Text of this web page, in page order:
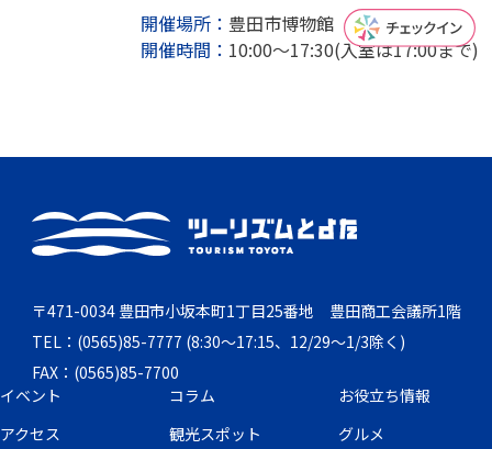
開催場所： 豊田市博物館 展示室1・2
開催時間： 10:00～17:30(入室は17:00まで)
〒471-0034 豊田市小坂本町1丁目25番地 豊田商工会議所1階
TEL：(0565)85-7777 (8:30～17:15、12/29～1/3除く)
FAX：(0565)85-7700
イベント
コラム
お役立ち情報
アクセス
観光スポット グルメ